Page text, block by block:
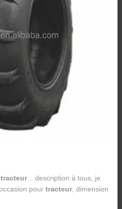
tracteur.. description à tous, je
pour tracteur, dimension